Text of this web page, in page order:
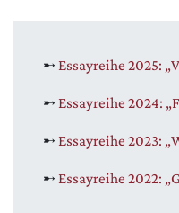
➸Essayreihe 2025:
➸Essayreihe 2024:
➸Essayreihe 2023:
➸Essayreihe 2022: